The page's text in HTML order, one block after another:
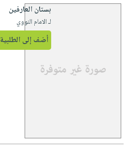
بستان العارفين
لـ الامام النووي
أضف إلى الطلبية